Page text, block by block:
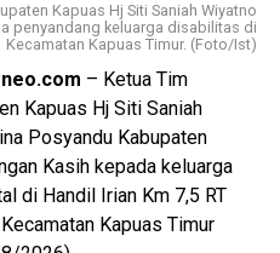
Kapuas Hj Siti Saniah Wiyatno
penyandang keluarga disabilitas di
Kecamatan Kapuas Timur. (Foto/Ist)
– Ketua Tim
Kapuas Hj Siti Saniah
Posyandu Kabupaten
Kasih kepada keluarga
di Handil Irian Km 7,5 RT
Kapuas Timur